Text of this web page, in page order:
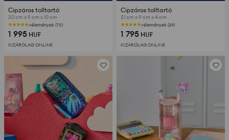
Cipzáros tolltartó
20 cm x 9 cm x 10 cm
vélemények (70)
1 995 HUF
KIZÁRÓLAG ONLINE
Cipzáros tolltartó
21 cm x 9 cm x 4 cm
vélemények (29)
1 795 HUF
KIZÁRÓLAG ONLINE